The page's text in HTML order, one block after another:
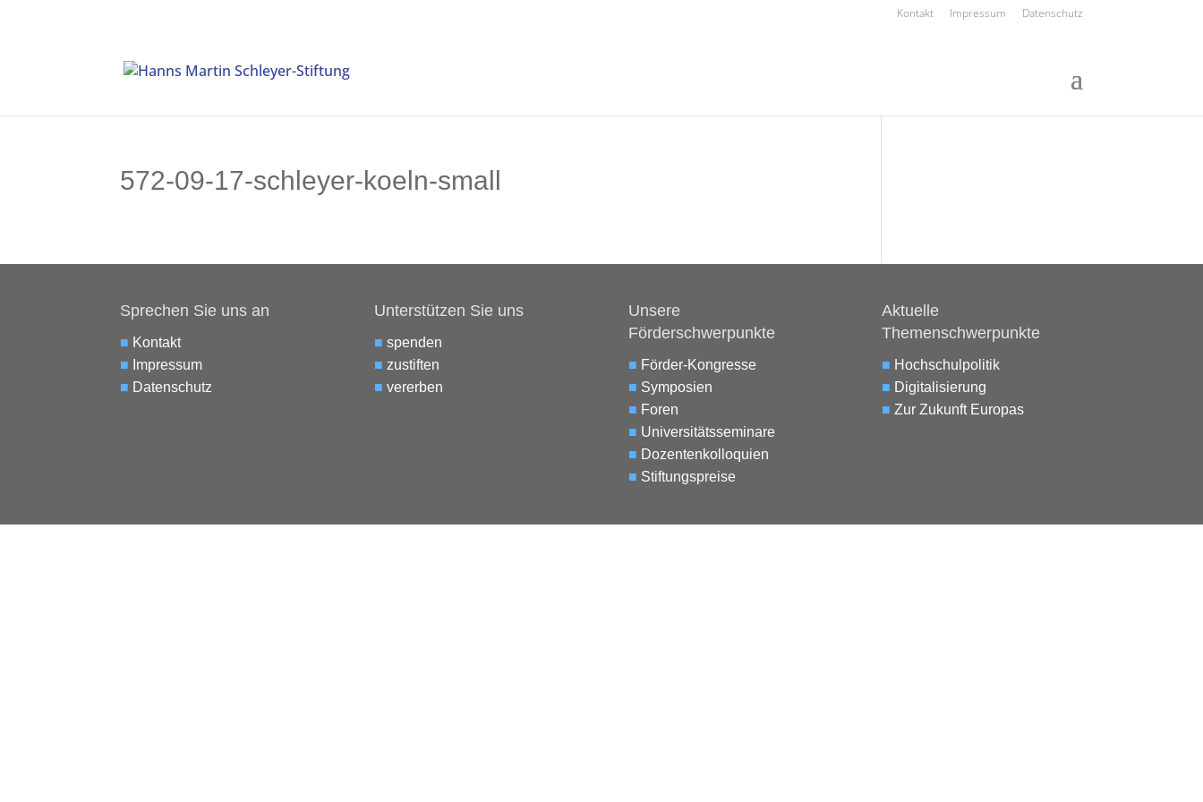
Kontakt Impressum Datenschutz
572-09-17-schleyer-koeln-small
Sprechen Sie uns an
■ Kontakt
■ Impressum
■ Datenschutz
Unterstützen Sie uns
■ spenden
■ zustiften
■ vererben
Unsere
Förderschwerpunkte
■ Förder-Kongresse
■ Symposien
■ Foren
■ Universitätsseminare
■ Dozentenkolloquien
■ Stiftungspreise
Aktuelle
Themenschwerpunkte
■ Hochschulpolitik
■ Digitalisierung
■ Zur Zukunft Europas